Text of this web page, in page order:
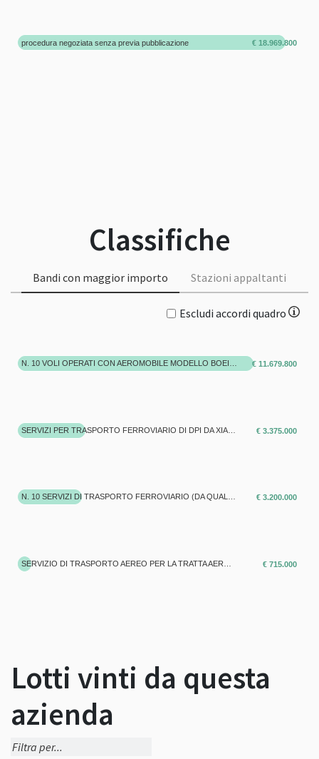
procedura negoziata senza previa pubblicazione € 18.969.800
Classifiche
Bandi con maggior importo Stazioni appaltanti
Escludi accordi quadro
€ 11.679.800
€ 3.375.000
€ 3.200.000
€ 715.000
Lotti vinti da questa
azienda